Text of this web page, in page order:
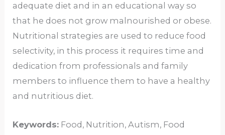
adequate diet and in an educational way so
that he does not grow malnourished or obese.
Nutritional strategies are used to reduce food
selectivity, in this process it requires time and
dedication from professionals and family
members to influence them to have a healthy
and nutritious diet.
Keywords: Food, Nutrition, Autism, Food